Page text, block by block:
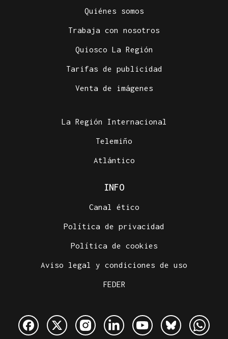
Quiénes somos
Trabaja con nosotros
Quiosco La Región
Tarifas de publicidad
Venta de imágenes
La Región Internacional
Telemiño
Atlántico
INFO
Canal ético
Política de privacidad
Política de cookies
Aviso legal y condiciones de uso
FEDER